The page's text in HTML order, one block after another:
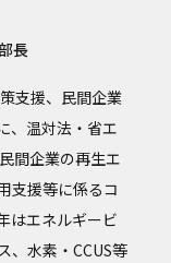
長
支援、民間企業
、温対法・省エ
間企業の再生エ
支援等に係るコ
はエネルギービ
、水素・CCUS等